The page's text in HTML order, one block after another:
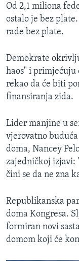
Od 2,1 miliona
ostalo je bez
rade bez plate.
Demokrate
haos" i primjećuju
rekao da će biti
finansiranja zida.
Lider manjine u
vjerovatno
doma, Nancey
zajedničkoj izjavi:
čini se da ne zna
Republikanska
doma Kongresa.
formiran novi
domom koji će